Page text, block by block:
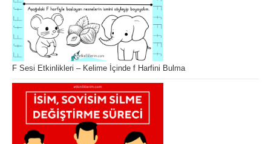
F Sesi Etkinlikleri – Kelime İçinde f Harfini Bulma